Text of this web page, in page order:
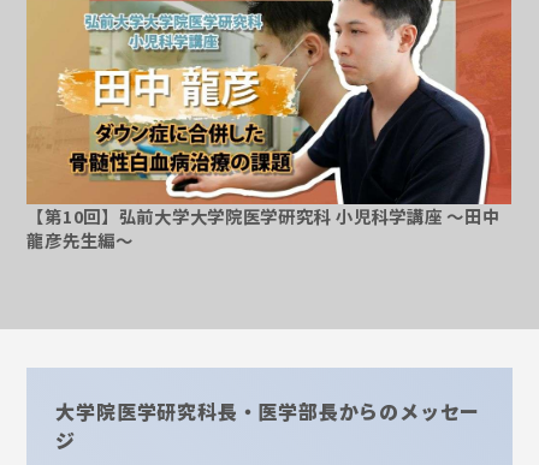
【第10回】弘前大学大学院医学研究科 小児科学講座 ～田中
龍彦先生編～
大学院医学研究科長・医学部長からのメッセー
ジ